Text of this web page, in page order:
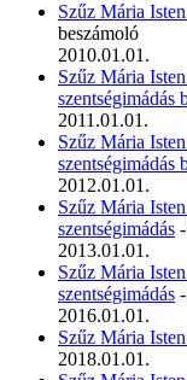
Szűz Mária
beszámoló
2010.01.01.
Szűz Mária
szentségimádás
2011.01.01.
Szűz Mária
szentségimádás
2012.01.01.
Szűz Mária
szentségimádás
2013.01.01.
Szűz Mária
szentségimádás
2016.01.01.
Szűz Mária
2018.01.01.